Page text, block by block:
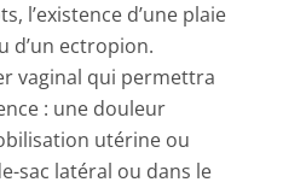
l’existence d’une plaie
d’un ectropion.
vaginal qui permettra
: une douleur
utérine ou
sac latéral ou dans le